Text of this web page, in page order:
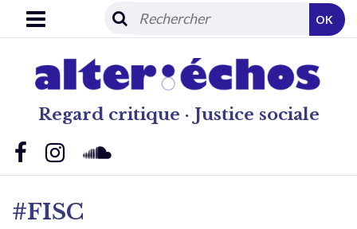
Regard critique · Justice sociale
OK
#FISC